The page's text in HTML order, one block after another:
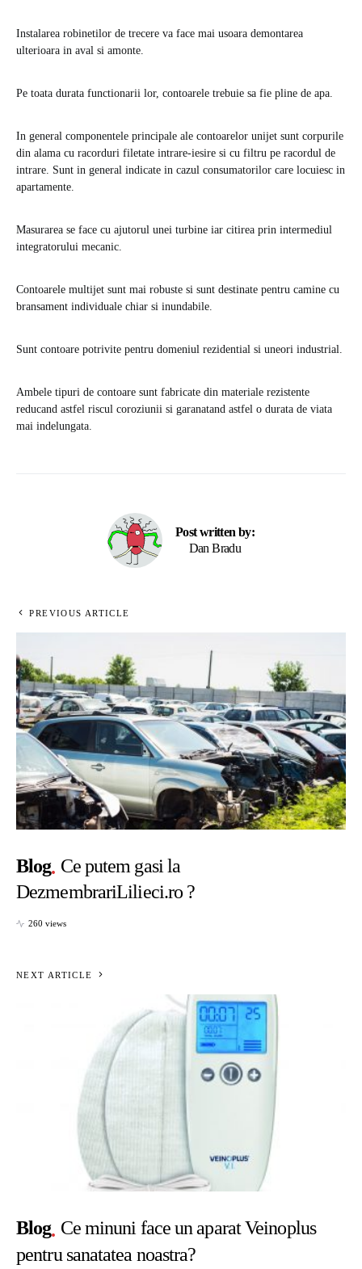
Instalarea robinetilor de trecere va face mai usoara demontarea
ulterioara in aval si amonte.
Pe toata durata functionarii lor, contoarele trebuie sa fie pline de apa.
In general componentele principale ale contoarelor unijet sunt corpurile
din alama cu racorduri filetate intrare-iesire si cu filtru pe racordul de
intrare. Sunt in general indicate in cazul consumatorilor care locuiesc in
apartamente.
Masurarea se face cu ajutorul unei turbine iar citirea prin intermediul
integratorului mecanic.
Contoarele multijet sunt mai robuste si sunt destinate pentru camine cu
bransament individuale chiar si inundabile.
Sunt contoare potrivite pentru domeniul rezidential si uneori industrial.
Ambele tipuri de contoare sunt fabricate din materiale rezistente
reducand astfel riscul coroziunii si garanatand astfel o durata de viata
mai indelungata.
Post written by:
Dan Bradu
PREVIOUS ARTICLE
Blog Ce putem gasi la
DezmembrariLilieci.ro ?
260 views
NEXT ARTICLE
Blog Ce minuni face un aparat Veinoplus
pentru sanatatea noastra?